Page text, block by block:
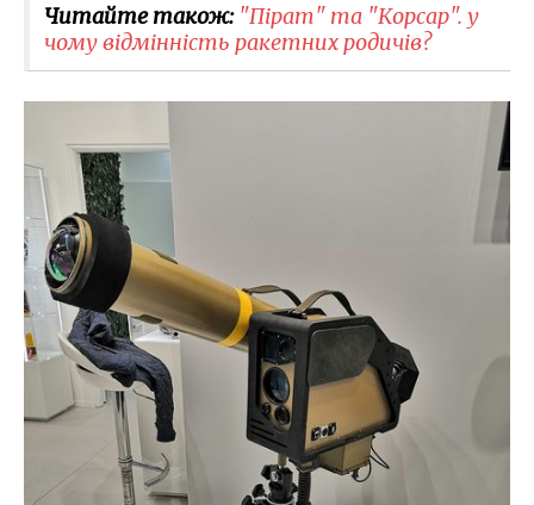
Читайте також: "Пірат" та "Корсар". у
чому відмінність ракетних родичів?